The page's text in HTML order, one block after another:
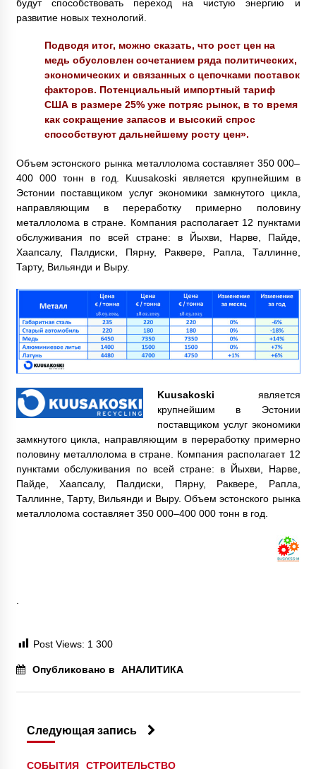
будут способствовать переход на чистую энергию и
развитие новых технологий.
Подводя итог, можно сказать, что рост цен на
медь обусловлен сочетанием ряда политических,
экономических и связанных с цепочками поставок
факторов. Потенциальный импортный тариф
США в размере 25% уже потряс рынок, в то время
как сокращение запасов и высокий спрос
способствуют дальнейшему росту цен».
Объем эстонского рынка металлолома составляет 350 000–
400 000 тонн в год. Kuusakoski является крупнейшим в
Эстонии поставщиком услуг экономики замкнутого цикла,
направляющим в переработку примерно половину
металлолома в стране. Компания располагает 12 пунктами
обслуживания по всей стране: в Йыхви, Нарве, Пайде,
Хаапсалу, Палдиски, Пярну, Раквере, Рапла, Таллинне,
Тарту, Вильянди и Выру.
Kuusakoski является
крупнейшим в Эстонии
поставщиком услуг экономики
замкнутого цикла, направляющим в переработку примерно
половину металлолома в стране. Компания располагает 12
пунктами обслуживания по всей стране: в Йыхви, Нарве,
Пайде, Хаапсалу, Палдиски, Пярну, Раквере, Рапла,
Таллинне, Тарту, Вильянди и Выру. Объем эстонского рынка
металлолома составляет 350 000–400 000 тонн в год.
Post Views: 1 300
Опубликовано в АНАЛИТИКА
Следующая запись
СОБЫТИЯ СТРОИТЕЛЬСТВО